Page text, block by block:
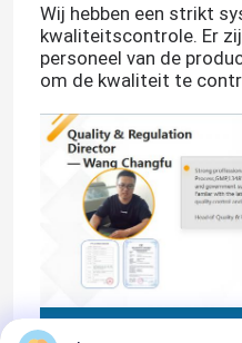
Wij hebben een strikt
kwaliteitscontrole. Er
personeel van de
om de kwaliteit te